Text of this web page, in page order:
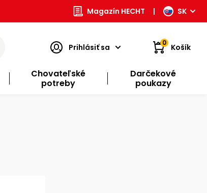
Magazín HECHT | SK
Prihlásiť sa 0 Košík
Chovateľské
potreby
Darčekové
poukazy